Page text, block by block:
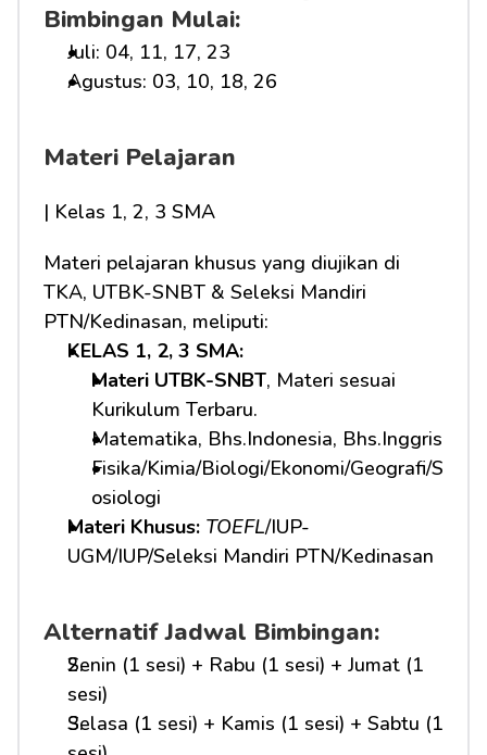
Bimbingan Mulai:
Juli: 04, 11, 17, 23
Agustus: 03, 10, 18, 26
Materi Pelajaran
| Kelas 1, 2, 3 SMA
Materi pelajaran khusus yang diujikan di
TKA, UTBK-SNBT & Seleksi Mandiri
PTN/Kedinasan, meliputi:
KELAS 1, 2, 3 SMA:
Materi UTBK-SNBT, Materi sesuai
Kurikulum Terbaru.
Matematika, Bhs.Indonesia, Bhs.Inggris
Fisika/Kimia/Biologi/Ekonomi/Geografi/S
osiologi
Materi Khusus: TOEFL/IUP-
UGM/IUP/Seleksi Mandiri PTN/Kedinasan
Alternatif Jadwal Bimbingan:
Senin (1 sesi) + Rabu (1 sesi) + Jumat (1
sesi)
Selasa (1 sesi) + Kamis (1 sesi) + Sabtu (1